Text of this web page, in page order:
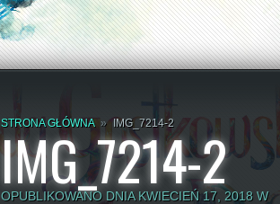
STRONA GŁÓWNA » IMG_7214-2
IMG_7214-2
OPUBLIKOWANO DNIA KWIECIEŃ 17, 2018 W